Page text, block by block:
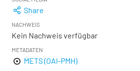
Share
NACHWEIS
Kein Nachweis verfügbar
METADATEN
METS (OAI-PMH)